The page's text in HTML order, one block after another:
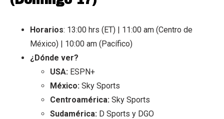
Horarios: 13:00 hrs (ET) | 11:00 am (Centro de
México) | 10:00 am (Pacífico)
¿Dónde ver?
USA: ESPN+
México: Sky Sports
Centroamérica: Sky Sports
Sudamérica: D Sports y DGO